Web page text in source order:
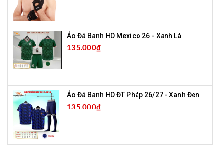
Áo Đá Banh HD Mexico 26 - Xanh Lá
135.000₫
Áo Đá Banh HD ĐT Pháp 26/27 - Xanh Đen
135.000₫